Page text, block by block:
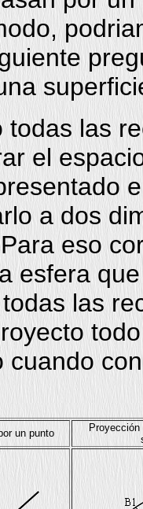
todas las
el
a dos
eso
esfera
las
cuando
un punto